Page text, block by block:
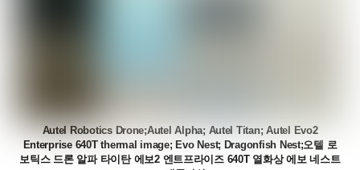
Autel Robotics Drone;Autel Alpha; Autel Titan; Autel Evo2
Enterprise 640T thermal image; Evo Nest; Dragonfish Nest;오텔 로
보틱스 드론 알파 타이탄 에보2 엔트프라이즈 640T 열화상 에보 네스트